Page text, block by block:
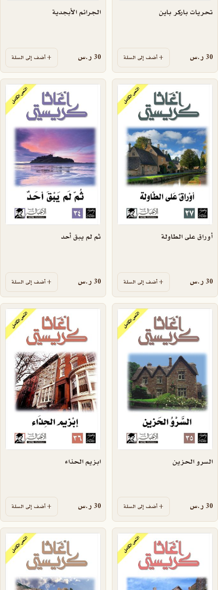
تحريات باركر باين
30 ر.س أضف إلى السلة
الجرائم الأبجدية
30 ر.س أضف إلى السلة
أوراق على الطاولة
30 ر.س أضف إلى السلة
ثم لم يبق أحد
30 ر.س أضف إلى السلة
السرو الحزين
30 ر.س أضف إلى السلة
ابزيم الحذاء
30 ر.س أضف إلى السلة